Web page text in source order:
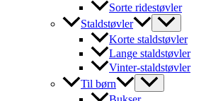
Sorte ridestøvler
Staldstøvler
Korte staldstøvler
Lange staldstøvler
Vinter-staldstøvler
Til børn